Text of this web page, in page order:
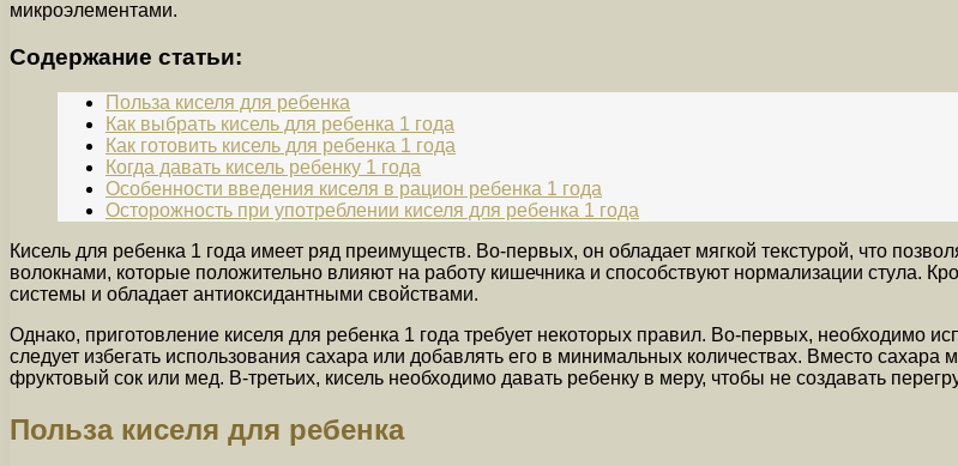
микроэлементами.
Содержание статьи:
Польза киселя для ребенка
Как выбрать кисель для ребенка 1 года
Как готовить кисель для ребенка 1 года
Когда давать кисель ребенку 1 года
Особенности введения киселя в рацион ребенка 1 года
Осторожность при употреблении киселя для ребенка 1 года
Кисель для ребенка 1 года имеет ряд преимуществ. Во-первых, он обладает мягкой текстурой, что
волокнами, которые положительно влияют на работу кишечника и способствуют нормализации стула.
системы и обладает антиоксидантными свойствами.
Однако, приготовление киселя для ребенка 1 года требует некоторых правил. Во-первых, необходимо
следует избегать использования сахара или добавлять его в минимальных количествах. Вместо
фруктовый сок или мед. В-третьих, кисель необходимо давать ребенку в меру, чтобы не создавать
Польза киселя для ребенка